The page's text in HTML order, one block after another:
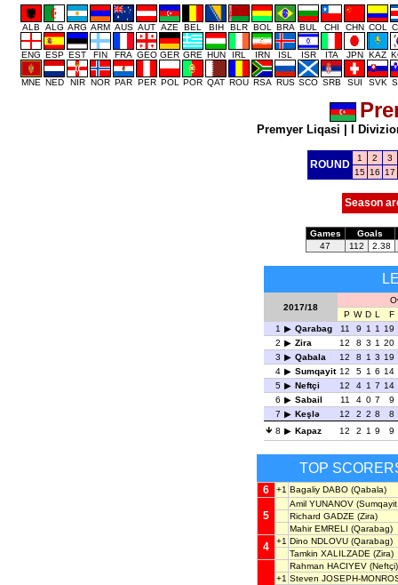
ALB ALG ARG ARM AUS AUT AZE BEL BIH BLR BOL BRA BUL CHI CHN COL
ENG ESP EST FIN FRA GEO GER GRE HUN IRL IRN ISL ISR ITA JPN KAZ
MNE NED NIR NOR PAR PER POL POR QAT ROU RSA RUS SCO SRB SUI SVK
Premyer Liqasi I
ROUND
1 2
3
15 16 17
Season
Games
Goals
47
112 2.38
2017/18
P W D L
F
1
Qarabag 11 9 1 1 19
2
Zira 12 8 3 1 20
3
Qabala 12 8 1 3 19
4
Sumqayit 12 5 1 6 14
5
Neftçi 12 4 1 7 14
6
Sabail 11 4 0 7 9
7
Keşlə 12 2 2 8 8
8
Kapaz 12 2 1 9 9
TOP
6 +1 Bagaliy DABO (Qabala)
5
Amil YUNANOV
Richard GADZE (Zira)
Mahir EMRELI (Qarabag)
4 +1 Dino NDLOVU (Qarabag)
Tamkin XALILZADE (Zira)
Rahman HACIYEV (Neftçi)
+1 Steven JOSEPH-